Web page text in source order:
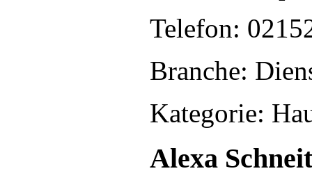
Telefon:
Branche:
Kategorie:
Alexa